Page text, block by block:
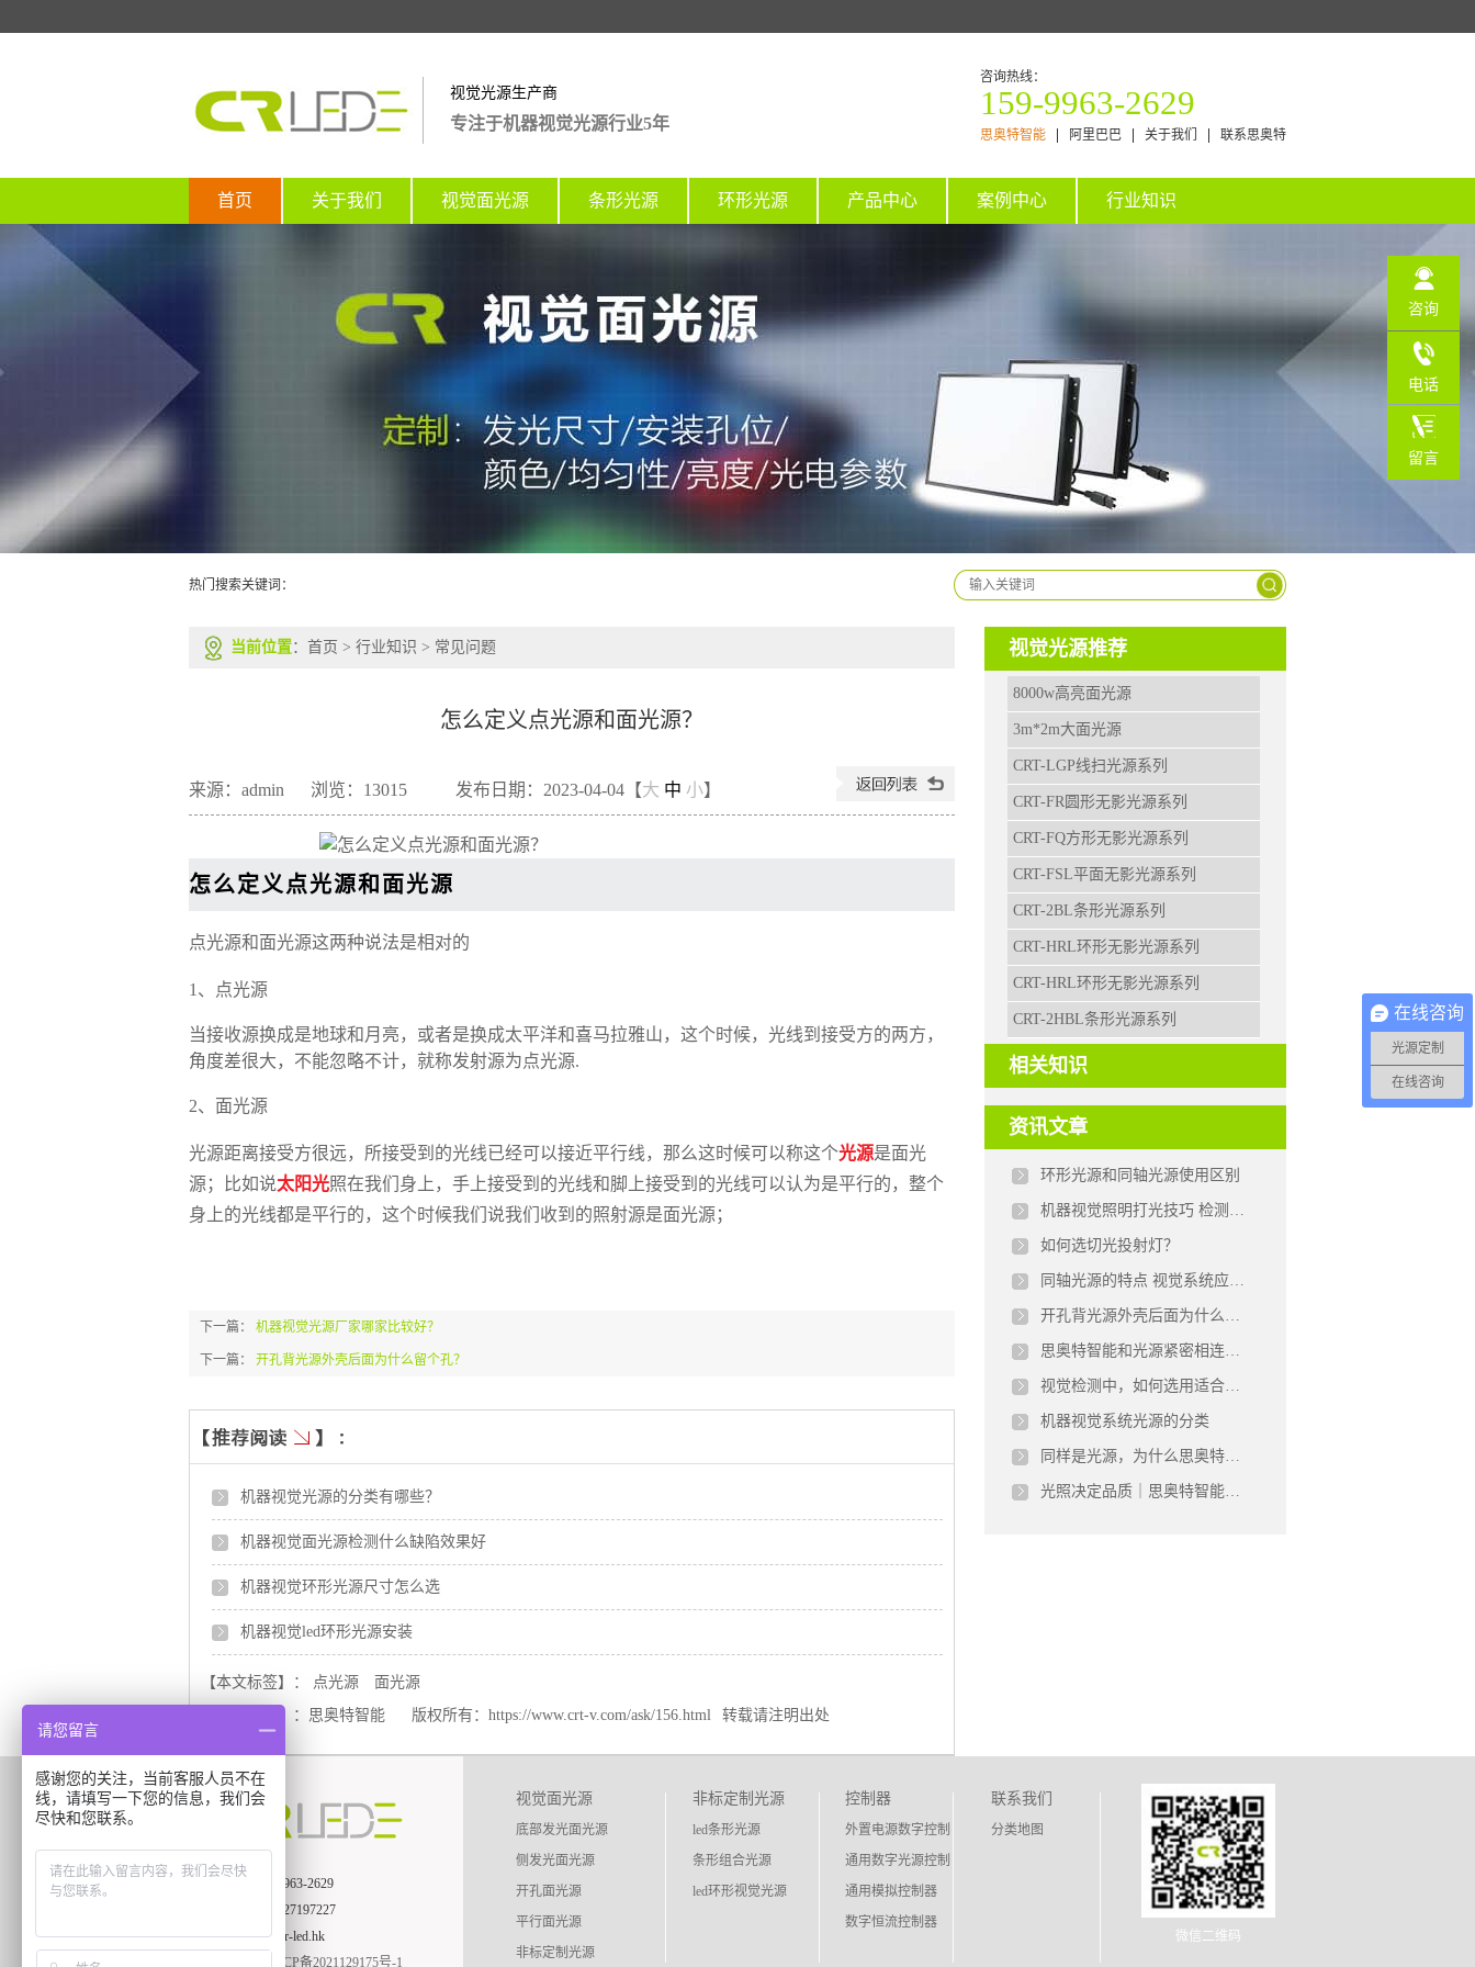
视觉光源生产商
专注于机器视觉光源行业5年
咨询热线：
159-9963-2629
思奥特智能 阿里巴巴 关于我们 联系思奥特
首页 关于我们 视觉面光源 条形光源 环形光源 产品中心 案例中心 行业知识
热门搜索关键词：
当前位置： 首页 > 行业知识 > 常见问题
怎么定义点光源和面光源？
来源：admin 浏览： 13015 发布日期：2023-04-04【大 中 小】
怎么定义点光源和面光源
点光源和面光源这两种说法是相对的
1、点光源
当接收源换成是地球和月亮，或者是换成太平洋和喜马拉雅山，这个时候，光线到接受方的两方，
角度差很大，不能忽略不计，就称发射源为点光源.
2、面光源
光源距离接受方很远，所接受到的光线已经可以接近平行线，那么这时候可以称这个光源是面光
源；比如说太阳光照在我们身上，手上接受到的光线和脚上接受到的光线可以认为是平行的，整个
身上的光线都是平行的，这个时候我们说我们收到的照射源是面光源；
下一篇： 机器视觉光源厂家哪家比较好？
下一篇： 开孔背光源外壳后面为什么留个孔？
机器视觉光源的分类有哪些？
机器视觉面光源检测什么缺陷效果好
机器视觉环形光源尺寸怎么选
机器视觉led环形光源安装
【本文标签】： 点光源
面光源
【责任编辑】： 思奥特智能 版权所有： https://www.crt-v.com/ask/156.html 转载请注明出处
视觉光源推荐
8000w高亮面光源
3m*2m大面光源
CRT-LGP线扫光源系列
CRT-FR圆形无影光源系列
CRT-FQ方形无影光源系列
CRT-FSL平面无影光源系列
CRT-2BL条形光源系列
CRT-HRL环形无影光源系列
CRT-HRL环形无影光源系列
CRT-2HBL条形光源系列
相关知识
资讯文章
环形光源和同轴光源使用区别
机器视觉照明打光技巧 检测物与光源的选择
如何选切光投射灯？
同轴光源的特点 视觉系统应用同轴光源的作用
开孔背光源外壳后面为什么留个孔？
思奥特智能和光源紧密相连，赋能自动化设备机器视觉光源
视觉检测中，如何选用适合的环形光源？
机器视觉系统光源的分类
​同样是光源，为什么思奥特能让检测良率提升7.3%？
光照决定品质｜思奥特智能科技机器视觉光源，赋能智能制造精准升级
电话：159-9963-2629
0755-27197227
销售：zsj@cr-led.hk
粤ICP备2021129175号-1
视觉面光源
底部发光面光源
侧发光面光源
开孔面光源
平行面光源
非标定制光源
非标定制光源
led条形光源
条形组合光源
led环形视觉光源
控制器
外置电源数字控制
通用数字光源控制
通用模拟控制器
数字恒流控制器
联系我们
分类地图
微信二维码
咨询
电话
159-
9963-
留言
在线咨询
光源定制
在线咨询
请您留言
感谢您的关注，当前客服人员不在
线，请填写一下您的信息，我们会
尽快和您联系。